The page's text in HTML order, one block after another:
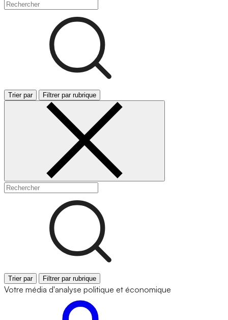
Trier par Filtrer par rubrique
Trier par Filtrer par rubrique
Votre média d'analyse politique et économique